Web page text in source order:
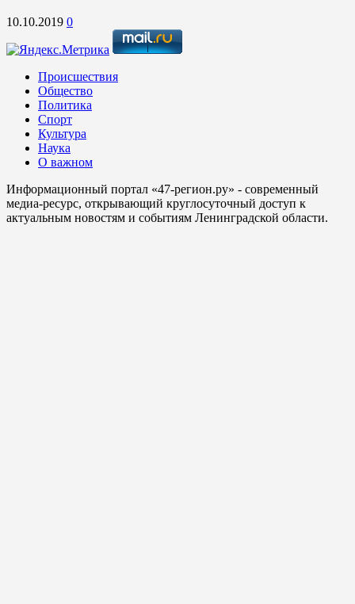
10.10.2019 0
Происшествия
Общество
Политика
Спорт
Культура
Наука
О важном
Информационный портал «47-регион.ру» - современный
медиа-ресурс, открывающий круглосуточный доступ к
актуальным новостям и событиям Ленинградской области.